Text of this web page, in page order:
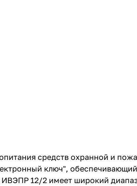
средств охранной и
ключ",
12/2 имеет широкий